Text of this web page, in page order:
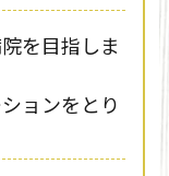
を目指しま
ョンをとり